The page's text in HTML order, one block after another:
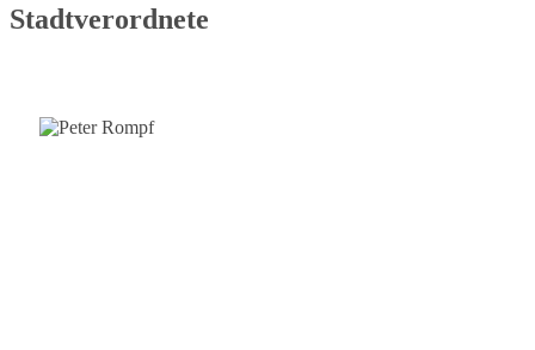
Stadtverordnete